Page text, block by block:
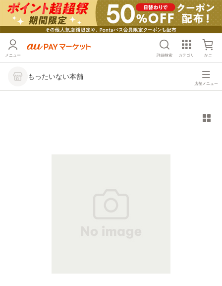
メニュー 詳細検索 カテゴリ かご
もったいない本舗
店舗メニュー